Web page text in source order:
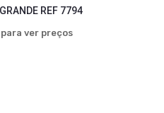
REF 7794
ver preços